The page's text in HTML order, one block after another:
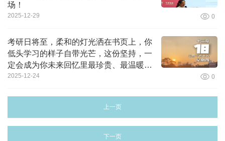
场！
2025-12-29 0
考研日将至，柔和的灯光洒在书页上，你
低头学习的样子自带光芒，这份坚持，一
定会成为你未来回忆里最珍贵、最温暖的
力量。晚安，暨南的你。#暨南大学#晚安
2025-12-24 0
上一页
下一页